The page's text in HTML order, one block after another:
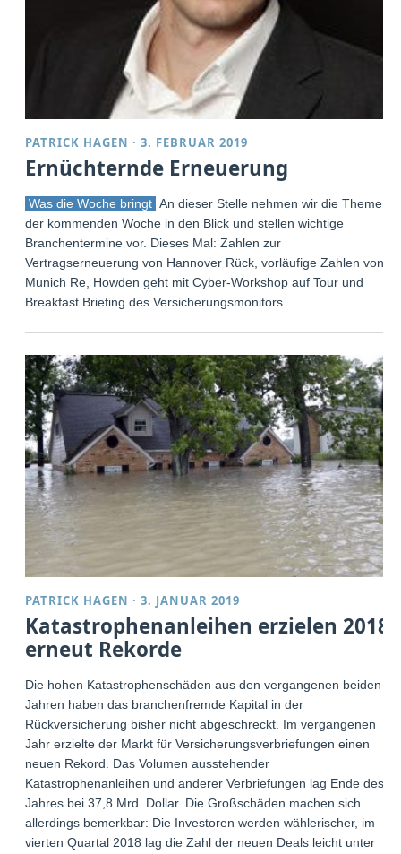
PATRICK HAGEN ·3. FEBRUAR 2019
Ernüchternde Erneuerung
Was die Woche bringt An dieser Stelle nehmen wir die Themen
der kommenden Woche in den Blick und stellen wichtige
Branchentermine vor. Dieses Mal: Zahlen zur
Vertragserneuerung von Hannover Rück, vorläufige Zahlen von
Munich Re, Howden geht mit Cyber-Workshop auf Tour und
Breakfast Briefing des Versicherungsmonitors
PATRICK HAGEN ·3. JANUAR 2019
Katastrophenanleihen erzielen 2018
erneut Rekorde
Die hohen Katastrophenschäden aus den vergangenen beiden
Jahren haben das branchenfremde Kapital in der
Rückversicherung bisher nicht abgeschreckt. Im vergangenen
Jahr erzielte der Markt für Versicherungsverbriefungen einen
neuen Rekord. Das Volumen ausstehender
Katastrophenanleihen und anderer Verbriefungen lag Ende des
Jahres bei 37,8 Mrd. Dollar. Die Großschäden machen sich
allerdings bemerkbar: Die Investoren werden wählerischer, im
vierten Quartal 2018 lag die Zahl der neuen Deals leicht unter